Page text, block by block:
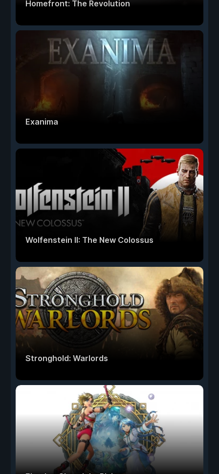
Homefront: The Revolution
Exanima
Wolfenstein II: The New Colossus
Stronghold: Warlords